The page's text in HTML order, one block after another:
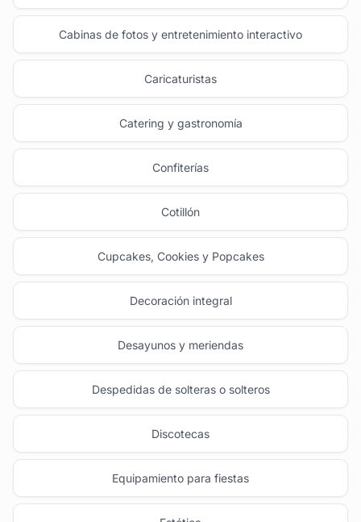
Cabinas de fotos y entretenimiento interactivo
Caricaturistas
Catering y gastronomía
Confiterías
Cotillón
Cupcakes, Cookies y Popcakes
Decoración integral
Desayunos y meriendas
Despedidas de solteras o solteros
Discotecas
Equipamiento para fiestas